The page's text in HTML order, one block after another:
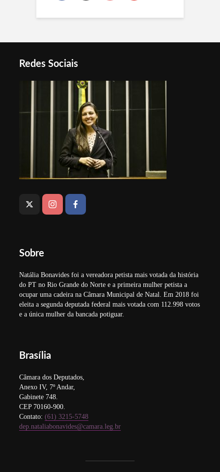
Redes Sociais
Sobre
Natália Bonavides foi a vereadora petista mais votada da história
do PT no Rio Grande do Norte e a primeira mulher petista a
ocupar uma cadeira na Câmara Municipal de Natal. Em 2018 foi
eleita a segunda deputada federal mais votada com 112.998 votos
e a única mulher da bancada potiguar.
Brasília
Câmara dos Deputados,
Anexo IV, 7º Andar,
Gabinete 748.
CEP 70160-900.
Contato: (61) 3215-5748
dep.nataliabonavides@camara.leg.br